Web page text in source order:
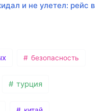
и не улетел: рейс в
безопасность
турция